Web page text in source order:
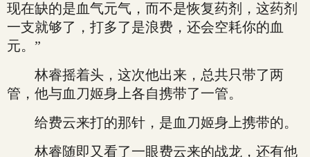
现在缺的是血气元气，而不是恢复药剂，这药剂
一支就够了，打多了是浪费，还会空耗你的血
元。”
林睿摇着头，这次他出来，总共只带了两
管，他与血刀姬身上各自携带了一管。
给费云来打的那针，是血刀姬身上携带的。
林睿随即又看了一眼费云来的战龙，还有他